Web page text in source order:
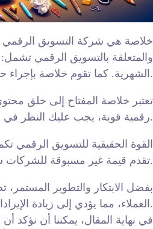
خلاصة هي شركة التسويق الرقمي
والمتعلقة بالتسويق الرقمي تشمل:
الشهرية. كما تقوم خلاصة بإجراء حملات البريد الإلكتروني، خلق المحتوى، البحث عن المنافسين، وكذلك خلق الروابط الخلفية، وتوليد العملاء الجدد.
تعتبر خلاصة المفتاح إلى خلق
رقمية قوية، يجب عليك النظر في الخدمات التي تقدمها خلاصة.
القوة الحقيقية للتسويق
تقدم قيمة غير مسبوقة للشركات سواء كانت صغيرة أو كبيرة. في نهاية المطاف، هو القدرة على فهم العملاء وتلبية احتياجاتهم وتوقعاتهم هو الذي يجعل الفرق.
بفضل الابتكار والتطوير
العملاء، مما يؤدي إلى زيادة الإيرادات والنجاح. لذلك، لتحقيق أقصى استفادة من التسويق الرقمي، يجب على الشركات الاستفادة من الأدوات والخدمات التي تقدمها خلاصة.
في نهاية المقال، يمكننا أن